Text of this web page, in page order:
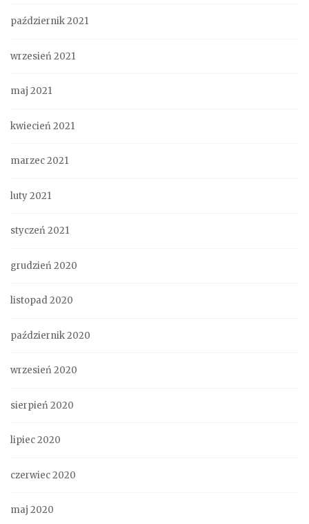
październik 2021
wrzesień 2021
maj 2021
kwiecień 2021
marzec 2021
luty 2021
styczeń 2021
grudzień 2020
listopad 2020
październik 2020
wrzesień 2020
sierpień 2020
lipiec 2020
czerwiec 2020
maj 2020